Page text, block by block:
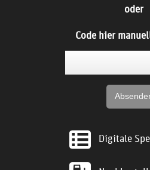
oder
Code hier
Digitale